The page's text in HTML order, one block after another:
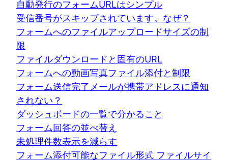
自動発行のフォームURLはシンプル
受信番号がスキップされています。なぜ？
フォームへのファイルアップロードサイズの制
限
ファイルダウンロードと固有のURL
フォームへの動画写真ファイル添付と制限
フォーム送信完了メールが携帯アドレスに通知
されない？
ダッシュボードの一覧で分かること
フォーム回答の並べ替え
未処理件数表示を減らす
フォーム添付可能なファイル形式 ファイルサイ